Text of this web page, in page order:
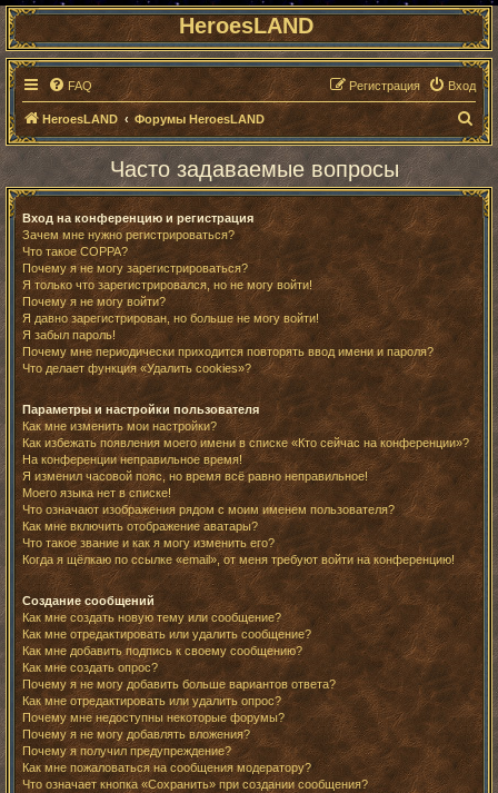
HeroesLAND
FAQ Вход
Регистрация
HeroesLAND Форумы HeroesLAND
П
о
с
Часто задаваемые вопросы
Вход на конференцию и регистрация
Зачем мне нужно регистрироваться?
Что такое COPPA?
Почему я не могу зарегистрироваться?
Я только что зарегистрировался, но не могу войти!
Почему я не могу войти?
Я давно зарегистрирован, но больше не могу войти!
Я забыл пароль!
Почему мне периодически приходится повторять ввод имени и пароля?
Что делает функция «Удалить cookies»?
Параметры и настройки пользователя
Как мне изменить мои настройки?
Как избежать появления моего имени в списке «Кто сейчас на конференции»?
На конференции неправильное время!
Я изменил часовой пояс, но время всё равно неправильное!
Моего языка нет в списке!
Что означают изображения рядом с моим именем пользователя?
Как мне включить отображение аватары?
Что такое звание и как я могу изменить его?
Когда я щёлкаю по ссылке «email», от меня требуют войти на конференцию!
Создание сообщений
Как мне создать новую тему или сообщение?
Как мне отредактировать или удалить сообщение?
Как мне добавить подпись к своему сообщению?
Как мне создать опрос?
Почему я не могу добавить больше вариантов ответа?
Как мне отредактировать или удалить опрос?
Почему мне недоступны некоторые форумы?
Почему я не могу добавлять вложения?
Почему я получил предупреждение?
Как мне пожаловаться на сообщения модератору?
Что означает кнопка «Сохранить» при создании сообщения?